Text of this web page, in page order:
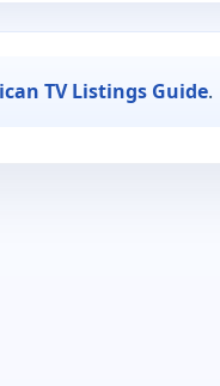
TV Listings Guide.